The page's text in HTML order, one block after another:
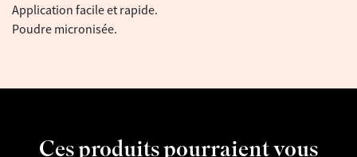
Application facile et rapide.
Poudre micronisée.
Ces produits pourraient vous